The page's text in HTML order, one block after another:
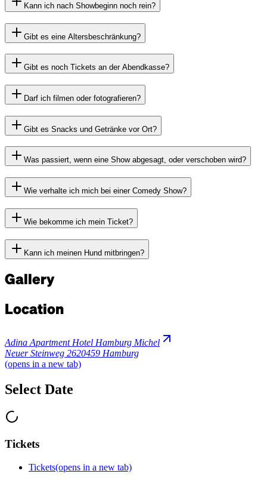
Kann ich nach Showbeginn noch rein?
Gibt es eine Altersbeschränkung?
Gibt es noch Tickets an der Abendkasse?
Darf ich filmen oder fotografieren?
Gibt es Snacks und Getränke vor Ort?
Was passiert, wenn eine Show abgesagt, oder verschoben wird?
Wie verhalte ich mich bei einer Comedy Show?
Wie bekomme ich mein Ticket?
Kann ich meinen Hund mitbringen?
Gallery
Location
Adina Apartment Hotel Hamburg Michel
Neuer Steinweg 2620459 Hamburg
(opens in a new tab)
Select Date
Tickets
Tickets(opens in a new tab)